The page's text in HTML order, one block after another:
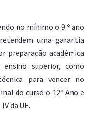
no mínimo o 9.º ano
uma garantia
preparação académica
superior, como
para vencer no
do curso o 12º Ano e
da UE.